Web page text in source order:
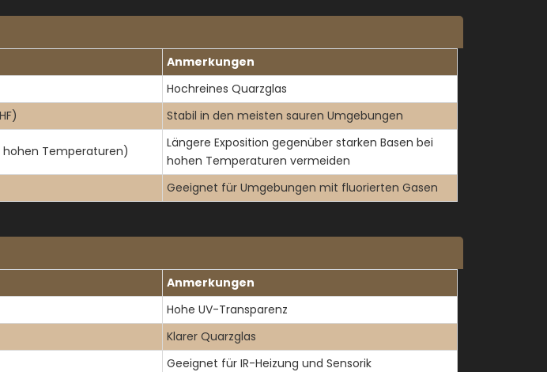
Anmerkungen
Hochreines Quarzglas
Stabil in den meisten sauren Umgebungen
Temperaturen)
Längere Exposition gegenüber starken Basen bei
hohen Temperaturen vermeiden
Geeignet für Umgebungen mit fluorierten Gasen
Anmerkungen
Hohe UV-Transparenz
Klarer Quarzglas
Geeignet für IR-Heizung und Sensorik